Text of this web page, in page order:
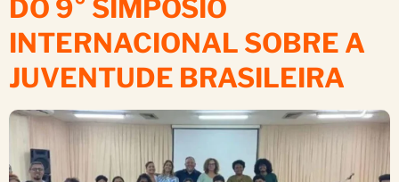
DO 9° SIMPÓSIO
INTERNACIONAL SOBRE A
JUVENTUDE BRASILEIRA